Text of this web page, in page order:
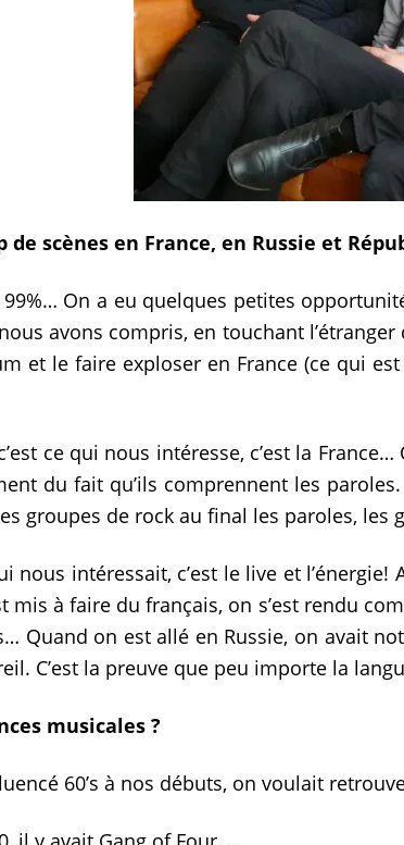
de scènes en France, en Russie et
On a eu quelques petites
avons compris, en touchant
et le faire exploser en France (ce qui
ce qui nous intéresse, c’est la
du fait qu’ils comprennent les
groupes de rock au final les paroles, les
nous intéressait, c’est le live et
mis à faire du français, on s’est rendu
Quand on est allé en Russie, on avait
C’est la preuve que peu importe la
musicales ?
60’s à nos débuts, on voulait